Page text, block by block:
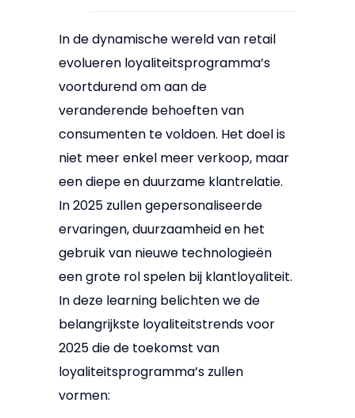
In de dynamische wereld van retail
evolueren loyaliteitsprogramma’s
voortdurend om aan de
veranderende behoeften van
consumenten te voldoen. Het doel is
niet meer enkel meer verkoop, maar
een diepe en duurzame klantrelatie.
In 2025 zullen gepersonaliseerde
ervaringen, duurzaamheid en het
gebruik van nieuwe technologieën
een grote rol spelen bij klantloyaliteit.
In deze learning belichten we de
belangrijkste loyaliteitstrends voor
2025 die de toekomst van
loyaliteitsprogramma’s zullen
vormen: